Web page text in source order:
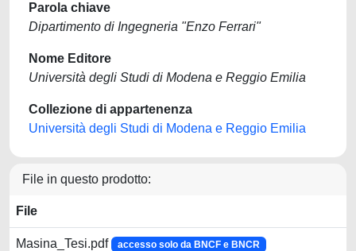
Parola chiave
Dipartimento di Ingegneria "Enzo Ferrari"
Nome Editore
Università degli Studi di Modena e Reggio Emilia
Collezione di appartenenza
Università degli Studi di Modena e Reggio Emilia
File in questo prodotto:
File
Masina_Tesi.pdf accesso solo da BNCF e BNCR